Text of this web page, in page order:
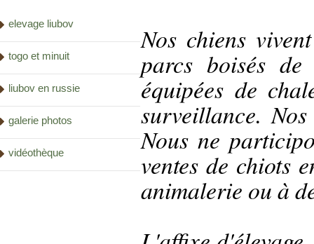
elevage liubov
togo et minuit
liubov en russie
galerie photos
vidéothèque
Nos chiens
parcs boisés
équipées de
surveillance.
Nous ne
ventes de chiots
animalerie ou à